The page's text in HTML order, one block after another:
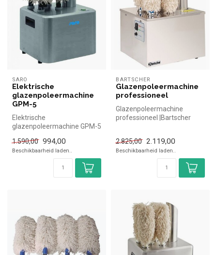
SARO
Elektrische
glazenpoleermachine
GPM-5
Elektrische
glazenpoleermachine GPM-5
de horeca. ...
1.590,00 994,00
Beschikbaarheid laden..
BARTSCHER
Glazenpoleermachine
professioneel
Glazenpoleermachine
professioneel |Bartscher
2.825,00 2.119,00
Beschikbaarheid laden..